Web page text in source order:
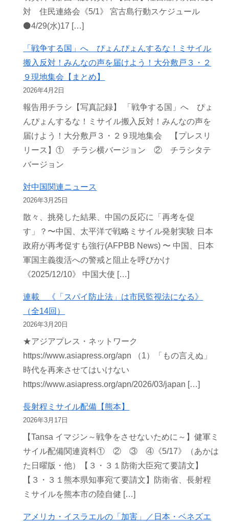
対 住民連絡会《5/1》 宮古島行動スケジュール
⚫️4/29(水)17 […]
「戦争する国」へ ぴょんぴょんするな！ミサイル
搬入反対！みんなの声を届けよう！大分敷戸３・２
９現地集会【まとめ】
2026年4月2日
報告用チラシ【写真記録】 「戦争する国」へ ぴょ
んぴょんするな！ミサイル搬入反対！みんなの声を
届けよう！大分敷戸３・２９現地集会 【プレスリ
リース】① チラシ横バージョン ② チラシタテ
バージョン
対中国関連ニュース
2026年3月25日
散々、挑発した結果、中国の反応に「再考を促
す」？〜中国、太平洋で戦略ミサイル発射実験 日本
政府が再考促すも強行(AFPBB News) 〜 中国、日本
軍国主義復活への警戒と阻止を呼びかけ
《2025/12/10》 中国大使 […]
連載 《「スパイ防止法」は市民監視法になる》
（全14回）
2026年3月20日
★アジアプレス・ネットワーク
https://www.asiapress.org/apn （1）「もの言えぬ」
時代を再来させてはいけない
https://www.asiapress.org/apn/2026/03/japan […]
長射程ミサイル配備【熊本】
2026年3月17日
【Tansa イマジン～戦争をさせないために～】健軍ミ
サイル配備関連資料① ② ③ ④《5/17》（あかは
た日曜版・他）【３・３１防衛大臣宛て要請文】
【３・３１熊本県知事宛て要請文】防衛省、長射程
ミサイルを熊本市の陸自健 […]
アメリカ・イスラエルの「加害」／日本・ベネズエ